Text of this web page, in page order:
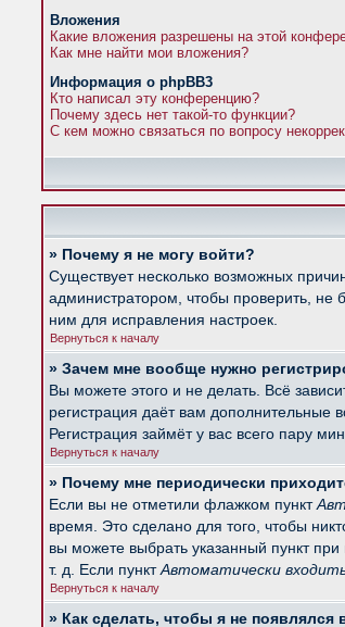
Вложения
Какие вложения разрешены на этой
Как мне найти мои вложения?
Информация о phpBB3
Кто написал эту конференцию?
Почему здесь нет такой-то функции?
С кем можно связаться по вопросу
» Почему я не могу войти?
Существует несколько возможных
администратором, чтобы проверить, не
ним для исправления настроек.
Вернуться к началу
» Зачем мне вообще нужно
Вы можете этого и не делать. Всё
регистрация даёт вам дополнительные
Регистрация займёт у вас всего пару
Вернуться к началу
» Почему мне периодически
Если вы не отметили флажком пункт
время. Это сделано для того, чтобы
вы можете выбрать указанный пункт
т. д. Если пунктАвтоматически
Вернуться к началу
» Как сделать, чтобы я не появлялся